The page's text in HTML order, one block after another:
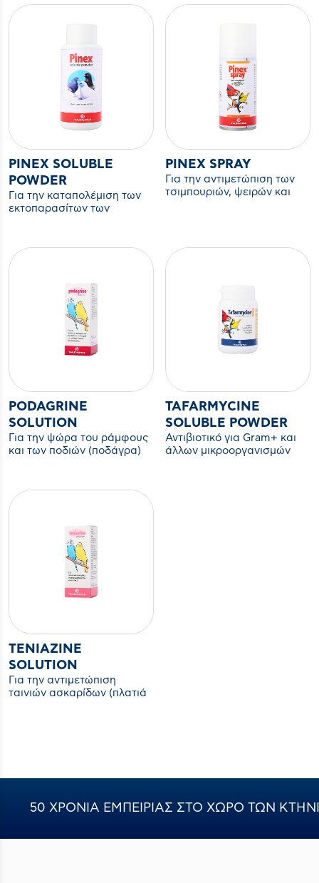
PINEX SOLUBLE
POWDER
Για την καταπολέμιση των
εκτοπαρασίτων των
PINEX SPRAY
Για την αντιμετώπιση των
τσιμπουριών, ψειρών και
PODAGRINE
SOLUTION
Για την ψώρα του ράμφους
και των ποδιών (ποδάγρα)
TAFARMYCINE
SOLUBLE POWDER
Αντιβιοτικό για Gram+ και
άλλων μικροοργανισμών
TENIAZINE
SOLUTION
Για την αντιμετώπιση
ταινιών ασκαρίδων (πλατιά
50 ΧΡΟΝΙΑ ΕΜΠΕΙΡΙΑΣ ΣΤΟ ΧΩΡΟ ΤΩΝ